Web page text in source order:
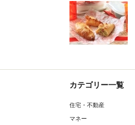
カテゴリー一覧
住宅・不動産
マネー